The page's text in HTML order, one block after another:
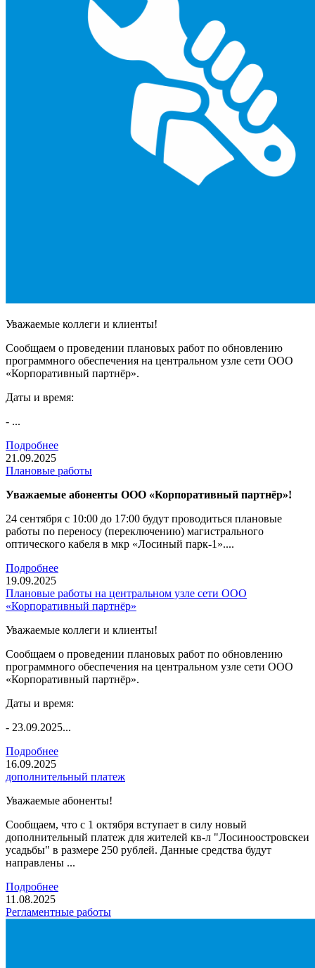
Уважаемые коллеги и клиенты!
Сообщаем о проведении плановых работ по обновлению
программного обеспечения на центральном узле сети ООО
«Корпоративный партнёр».
Даты и время:
- ...
Подробнее
21.09.2025
Плановые работы
Уважаемые абоненты ООО «Корпоративный партнёр»!
24 сентября с 10:00 до 17:00 будут проводиться плановые
работы по переносу (переключению) магистрального
оптического кабеля в мкр «Лосиный парк-1»....
Подробнее
19.09.2025
Плановые работы на центральном узле сети ООО
«Корпоративный партнёр»
Уважаемые коллеги и клиенты!
Сообщаем о проведении плановых работ по обновлению
программного обеспечения на центральном узле сети ООО
«Корпоративный партнёр».
Даты и время:
- 23.09.2025...
Подробнее
16.09.2025
дополнительный платеж
Уважаемые абоненты!
Сообщаем, что с 1 октября вступает в силу новый
дополнительный платеж для жителей кв-л "Лосиноостровскеи
усадьбы" в размере 250 рублей. Данные средства будут
направлены ...
Подробнее
11.08.2025
Регламентные работы